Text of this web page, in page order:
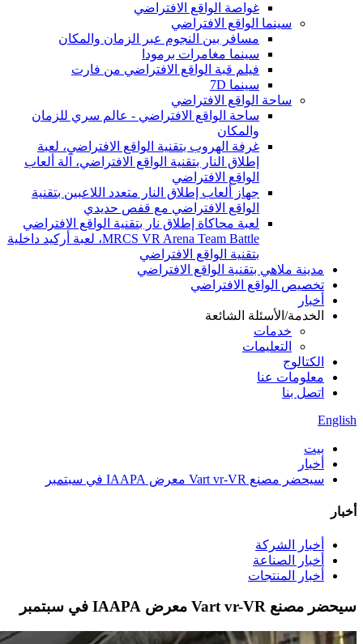
غواصة الواقع الافتراضي
سينما الواقع الافتراضي
مسافر بين النجوم عبر الزمان والمكان
سينما مغامرات برمودا
فيلم قبة الواقع الافتراضي من فارت
سينما 7D
ساحة الواقع الافتراضي
ساحة الواقع الافتراضي - عالم سري للزمان
والمكان
غرفة الهروب بتقنية الواقع الافتراضي، لعبة
إطلاق النار بتقنية الواقع الافتراضي، آلة ألعاب
الواقع الافتراضي
جهاز ألعاب إطلاق النار متعدد اللاعبين بتقنية
الواقع الافتراضي مع قفص حديدي
لعبة محاكاة إطلاق نار بتقنية الواقع الافتراضي
MRCS VR Arena Team Battle، لعبة أركيد داخلية
بتقنية الواقع الافتراضي
مدينة ملاهي بتقنية الواقع الافتراضي
تخصيص الواقع الافتراضي
أخبار
الخدمة/الأسئلة الشائعة
خدمات
التعليمات
الكتالوج
معلومات عنا
اتصل بنا
English
بيت
أخبار
سيحضر مصنع Vart vr-VR معرض IAAPA في سبتمبر
أخبار
أخبار الشركة
أخبار الصناعة
أخبار المنتجات
سيحضر مصنع Vart vr-VR معرض IAAPA في سبتمبر